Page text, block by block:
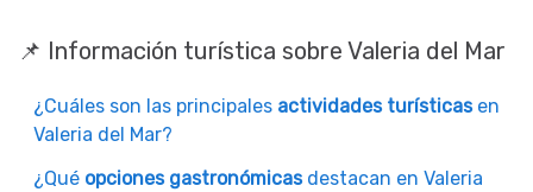
📌 Información turística sobre Valeria del Mar
¿Cuáles son las principales actividades turísticasen
Valeria del Mar?
¿Qué opciones gastronómicasdestacan en Valeria